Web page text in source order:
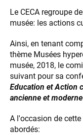
Le CECA regroupe
musée: les actions
Ainsi, en tenant
thème Musées
musée, 2018, le
suivant pour sa
Education et Action
ancienne et moderne
A l'occasion de
abordés: